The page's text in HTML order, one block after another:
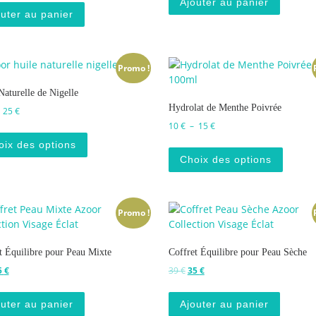
au panier
Ajouter au panier
Promo !
de Nigelle
25€Plage de prix : 13 € à 25 €
des options
Ce produit a plusieurs variations. Les options
Hydrolat de Menthe Poivrée
10€ – 15€Plage de prix : 10 € à 15 €
Choix des options
Promo !
Équilibre pour Peau Mixte
prix initial était : 39 €.
€Le prix actuel est : 35 €.
au panier
Coffret Équilibre pour Peau Sèche
39€Le prix initial était : 39 €.
35€Le prix actuel est : 35 €.
Ajouter au panier